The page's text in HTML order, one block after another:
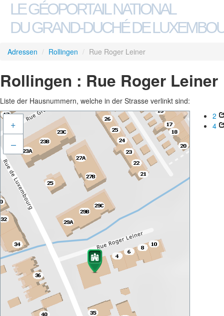
LE GÉOPORTAIL NATIONAL
DU GRAND-DUCHÉ DE
Adressen / Rollingen / Rue Roger Leiner
Rollingen : Rue Roger Leiner
Liste der Hausnummern, welche in der Strasse verlinkt sind:
+
–
2
4